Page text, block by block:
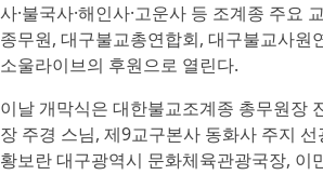
사·불국사·해인사·고운사 등 조계종 주
종무원, 대구불교총연합회, 대구불교사원
소울라이브의 후원으로 열린다.
이날 개막식은 대한불교조계종 총무원장
장 주경 스님, 제9교구본사 동화사 주지
황보란 대구광역시 문화체육관광국장,